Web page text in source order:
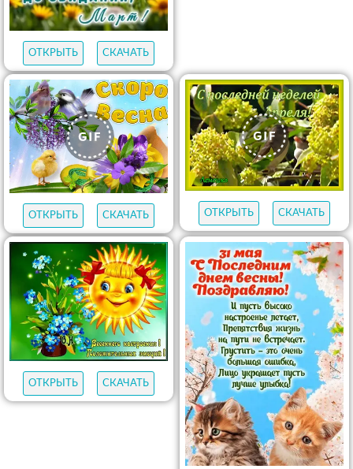
ОТКРЫТЬ СКАЧАТЬ
ОТКРЫТЬ СКАЧАТЬ ОТКРЫТЬ СКАЧАТЬ
ОТКРЫТЬ СКАЧАТЬ